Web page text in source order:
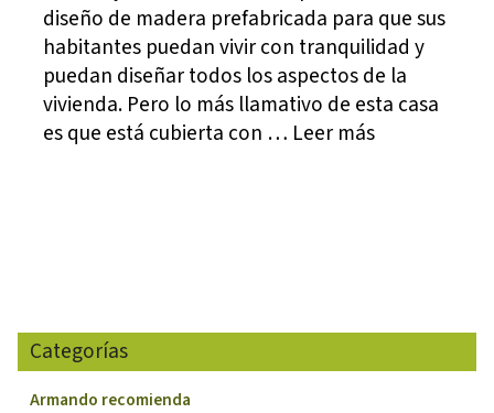
diseño de madera prefabricada para que sus
habitantes puedan vivir con tranquilidad y
puedan diseñar todos los aspectos de la
vivienda. Pero lo más llamativo de esta casa
es que está cubierta con … Leer más
Categorías
Armando recomienda